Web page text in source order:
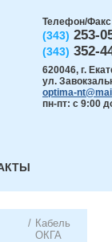
Телефон/Факс
(343) 253-
(343) 352-
620046, г.
ул.
optima-
пн-пт: с 9:00
/ Кабель
ОКГА